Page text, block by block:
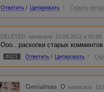
Ответить / Цитировать / Скрыть ветку
DELETED написала 10.09.2012 в
Ооо.. раскопки старых
#423 Ответить / Цитировать /
Genialnao_O написала